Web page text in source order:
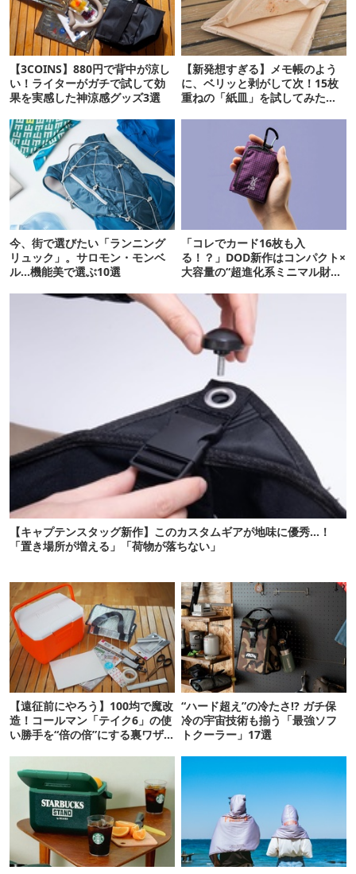
【3COINS】880円で背中が涼し
い！ライターがガチで試して効
果を実感した神涼感グッズ3選
【新発想すぎる】メモ帳のよう
に、ベリッと剥がして次！15枚
重ねの「紙皿」を試してみた
今、街で選びたい「ランニング
リュック」。サロモン・モンベ
ル…機能美で選ぶ10選
「コレでカード16枚も入
る！？」DOD新作はコンパクト×
大容量の“超進化系ミニマル財
【キャプテンスタッグ新作】このカスタムギアが地味に優秀…！
「置き場所が増える」「荷物が落ちない」
【遠征前にやろう】100均で魔改
造！コールマン「テイク6」の使
い勝手を“倍の倍”にする裏ワザ6
“ハード超え”の冷たさ!? ガチ保
冷の宇宙技術も揃う「最強ソフ
トクーラー」17選